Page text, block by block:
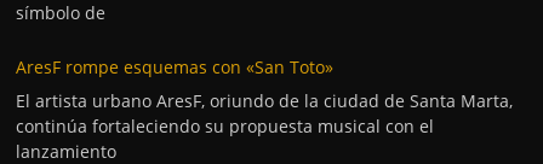
símbolo de
AresF rompe esquemas con «San Toto»
El artista urbano AresF, oriundo de la ciudad de Santa Marta,
continúa fortaleciendo su propuesta musical con el
lanzamiento